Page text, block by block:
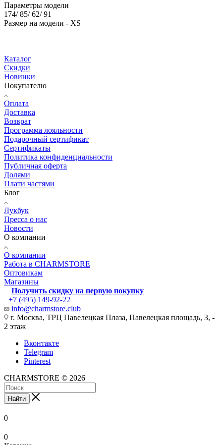
Параметры модели
174/ 85/ 62/ 91
Размер на модели - XS
Каталог
Скидки
Новинки
Покупателю
Оплата
Доставка
Возврат
Программа лояльности
Подарочный сертификат
Сертификаты
Политика конфиденциальности
Публичная оферта
Долями
Плати частями
Блог
Лукбук
Пресса о нас
Новости
О компании
О компании
Работа в CHARMSTORE
Оптовикам
Магазины
Получить скидку на первую покупку
+7 (495) 149-92-22
info@charmstore.club
г. Москва, ТРЦ Павелецкая Плаза, Павелецкая площадь, 3, -
2 этаж
Вконтакте
Telegram
Pinterest
CHARMSTORE © 2026
Найти
0
0